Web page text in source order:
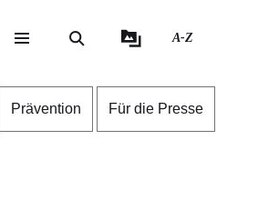
A-Z
Prävention Für die Presse